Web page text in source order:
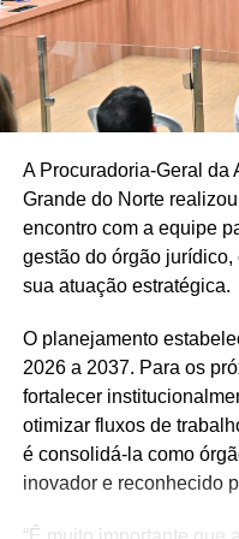
jovens que não
educação e inclusão
Ainda durante a
que a melhora do
avanço não elimina os
rede estadual.
Participaram do debate
(MDB), Francisco do
A Procuradoria-Geral da
Grande do Norte
encontro com a equipe
gestão do órgão
sua atuação estratégica.
O planejamento
2026 a 2037. Para os
fortalecer
otimizar fluxos de
é consolidá-la como
inovador e reconhecido